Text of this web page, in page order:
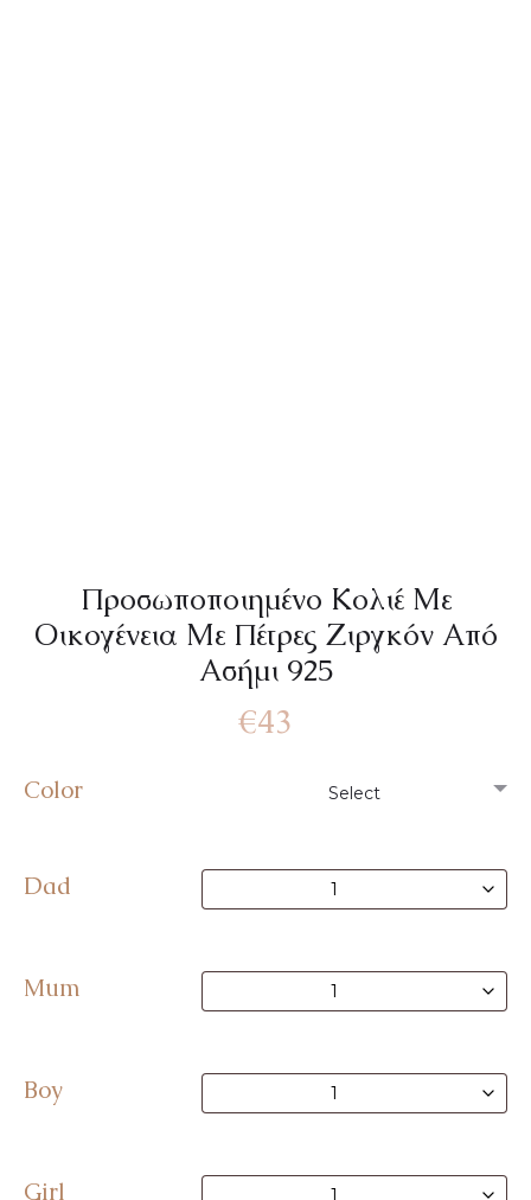
Προσωποποιημένο Κολιέ Με
Οικογένεια Με Πέτρες Ζιργκόν Από
Ασήμι 925
€43
Color
Dad
Mum
Boy
Girl